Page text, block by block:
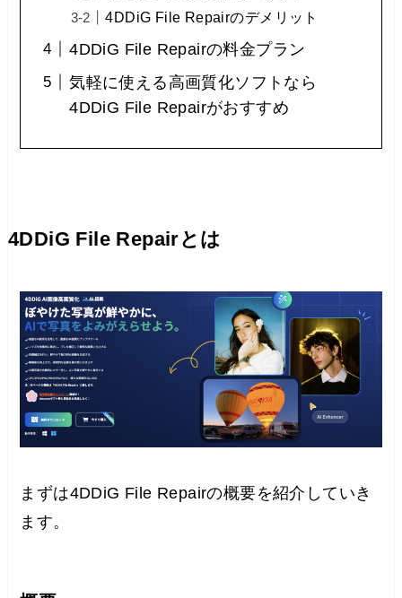
4DDiG File Repairのデメリット
4DDiG File Repairの料金プラン
気軽に使える高画質化ソフトなら
4DDiG File Repairがおすすめ
4DDiG File Repairとは
まずは4DDiG File Repairの概要を紹介していき
ます。